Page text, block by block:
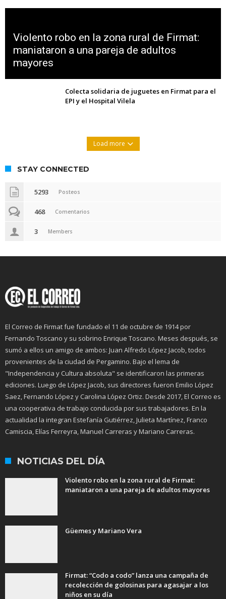
Violento robo en la zona rural de Firmat:
maniataron a una pareja de adultos
mayores
Colecta solidaria de juguetes en Firmat para el
EPI y el Hospital Vilela
Load more
STAY CONNECTED
5293 Posteos
468 Comentarios
3 Members
El Correo de Firmat fue fundado el 11 de octubre de 1914 por
Fernando Toscano y su sobrino Enrique Toscano. Meses después, se
sumó a ellos un amigo de ambos: Juan Alfredo López Jacob, todos
provenientes de la ciudad de Pergamino. Bajo el lema de
"Independencia y Cultura absoluta" se identificaron las primeras
ediciones. Luego de López Jacob, sus directores fueron Emilio López
Saez, Fernando López y Carolina López Ortiz. Desde 2017, El Correo es
una cooperativa de trabajo conducida por sus trabajadores. En la
actualidad la integran Estefanía Gutiérrez, Julieta Martínez, Franco
Camiscia, Elías Ferreyra, Manuel Carreras y Mariano Carreras.
NOTICIAS DEL DÍA
Violento robo en la zona rural de Firmat:
maniataron a una pareja de adultos mayores
Güemes y Mariano Vera
Firmat: “Codo a codo” lanza una campaña de
recolección de golosinas para agasajar a los
niños en su día